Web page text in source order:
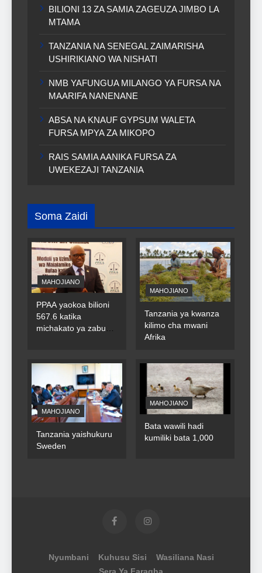
BILIONI 13 ZA SAMIA ZAGEUZA JIMBO LA
MTAMA
TANZANIA NA SENEGAL ZAIMARISHA
USHIRIKIANO WA NISHATI
NMB YAFUNGUA MILANGO YA FURSA NA
MAARIFA NANENANE
ABSA NA KNAUF GYPSUM WALETA
FURSA MPYA ZA MIKOPO
RAIS SAMIA AANIKA FURSA ZA
UWEKEZAJI TANZANIA
Soma Zaidi
MAHOJIANO
PPAA yaokoa bilioni
567.6 katika
michakato ya zabuni
MAHOJIANO
Tanzania ya kwanza
kilimo cha mwani
Afrika
MAHOJIANO
Tanzania yaishukuru
Sweden
MAHOJIANO
Bata wawili hadi
kumiliki bata 1,000
Nyumbani Kuhusu Sisi
Wasiliana Nasi